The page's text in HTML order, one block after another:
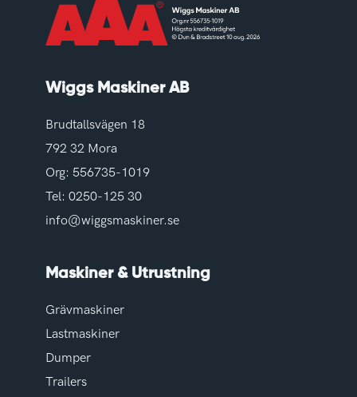
Wiggs Maskiner AB
Brudtallsvägen 18
792 32 Mora
Org: 556735-1019
Tel: 0250-125 30
info@wiggsmaskiner.se
Maskiner & Utrustning
Grävmaskiner
Lastmaskiner
Dumper
Trailers